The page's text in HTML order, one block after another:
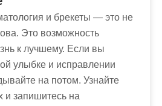
и брекеты — это не
Это возможность
к лучшему. Если вы
улыбке и исправлении
на потом. Узнайте
и запишитесь на